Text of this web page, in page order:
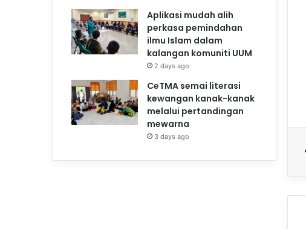
Aplikasi mudah alih
perkasa pemindahan
ilmu Islam dalam
kalangan komuniti UUM
2 days ago
CeTMA semai literasi
kewangan kanak-kanak
melalui pertandingan
mewarna
3 days ago